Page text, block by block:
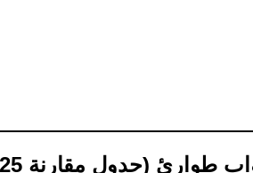
طوارئ (جدول مقارنة 2025)